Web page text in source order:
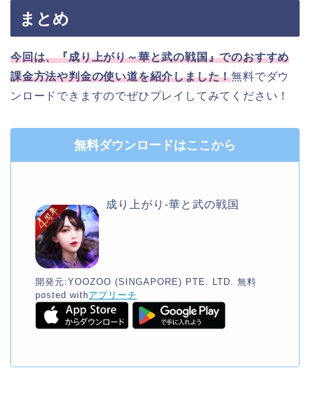
まとめ
今回は、『成り上がり～華と武の戦国』でのおすすめ
課金方法や判金の使い道を紹介しました！無料でダウ
ンロードできますのでぜひプレイしてみてください！
無料ダウンロードはここから
成り上がり-華と武の戦国
開発元:YOOZOO (SINGAPORE) PTE. LTD.
無料
posted withアプリーチ